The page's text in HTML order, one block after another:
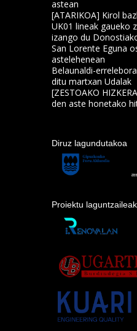
astean
[ATARIKOA] Kirol
UK01 lineak gaueko
izango du
San Lorente Eguna
astelehenean
Belaunaldi-
ditu martxan Udalak
[ZESTOAKO
den aste honetako
Diruz lagundutakoa
Proiektu laguntzaileak